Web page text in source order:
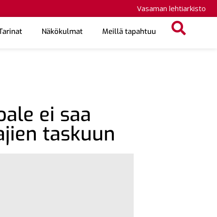
Vasaman lehtiarkisto
Näkökulmat Meillä tapahtuu
ei saa
taskuun